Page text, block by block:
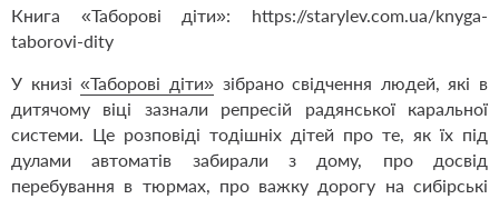
Книга «Таборові діти»: https://starylev.com.ua/knyga-
taborovi-dity
У книзі«Таборові діти»зібрано свідчення людей, які в
дитячому віці зазнали репресій радянської каральної
системи. Це розповіді тодішніх дітей про те, як їх під
дулами автоматів забирали з дому, про досвід
перебування в тюрмах, про важку дорогу на сибірські